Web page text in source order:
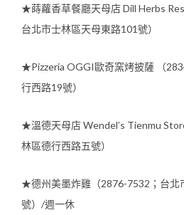
★蒔蘿香草餐廳天母店 Dill Herbs
台北市士林區天母東路101號）
★Pizzeria OGGI歐奇窯烤披薩 （
行西路19號）
★溫德天母店 Wendel’s Tienmu
林區德行西路五號）
★德州美墨炸雞（2876-7532；台北
號）/週一休